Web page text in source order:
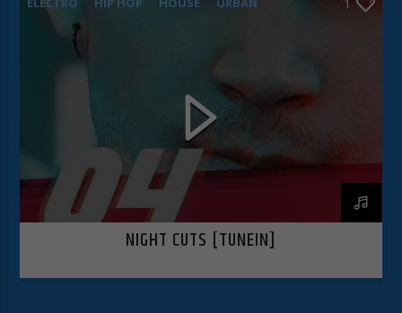
1
NIGHT CUTS [TUNEIN]
nécessaires au bon fonctionnement du site Web.
Afficher les informations du cookie
Politique de confidentialité